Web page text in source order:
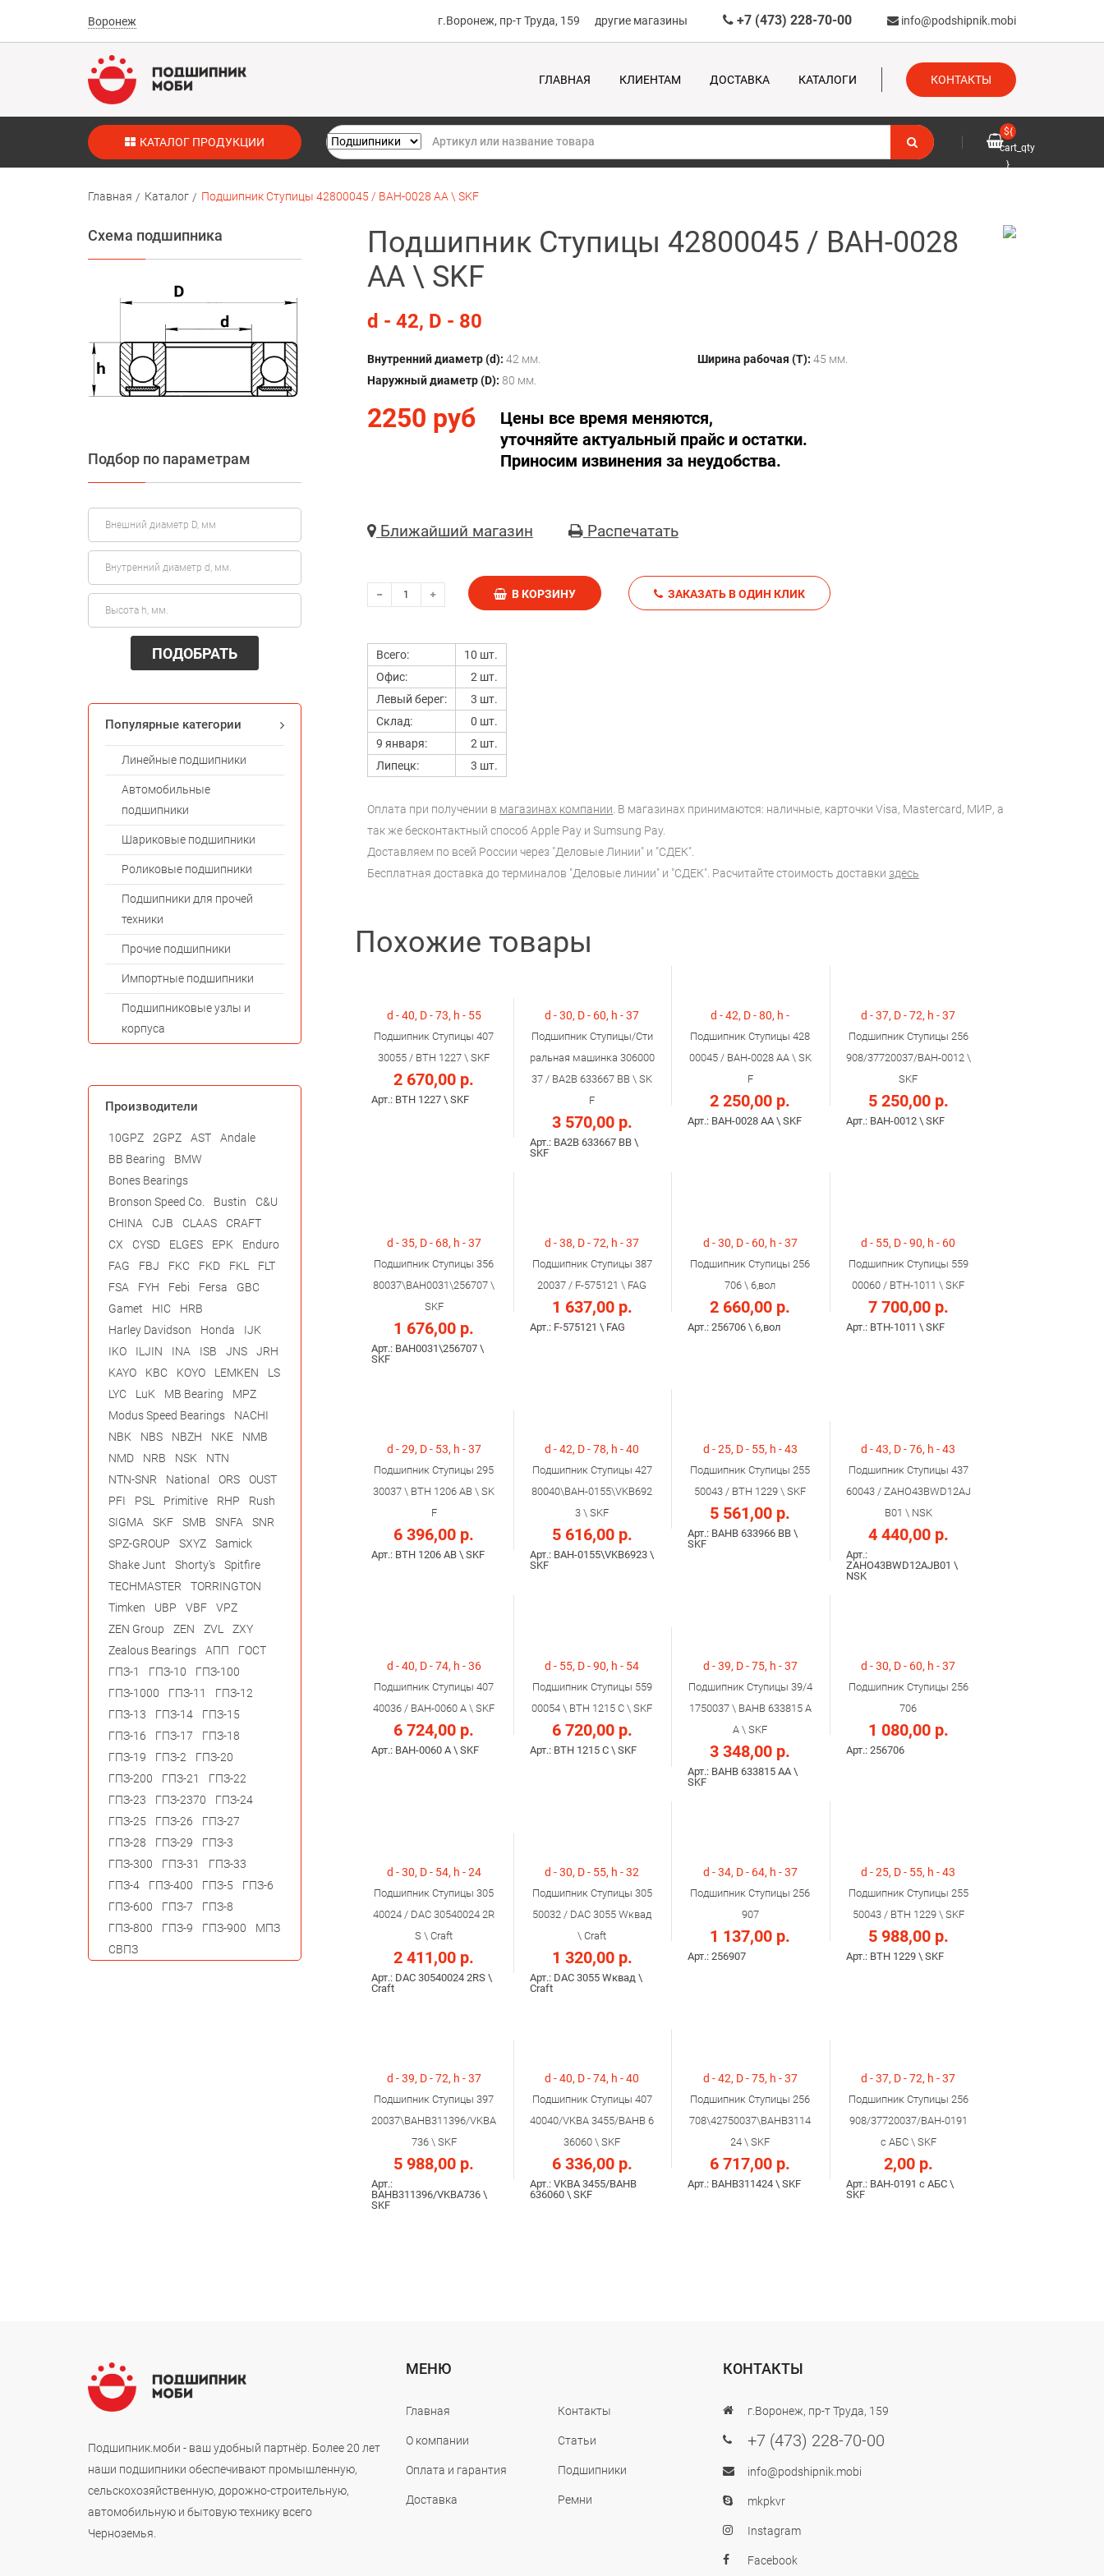
Воронеж г.Воронеж, пр-т Труда, 159 другие магазины +7 (473) 228-70-00 info@podshipnik.mobi
ГЛАВНАЯ КЛИЕНТАМ ДОСТАВКА КАТАЛОГИ КОНТАКТЫ
КАТАЛОГ ПРОДУКЦИИ
${
cart_qty
}
Главная Каталог Подшипник Ступицы 42800045 / BAH-0028 AA \ SKF
Подшипник Ступицы 42800045 / BAH-0028
AA \ SKF
d - 42, D - 80
Внутренний диаметр (d): 42 мм.
Наружный диаметр (D): 80 мм.
Ширина рабочая (T): 45 мм.
2250 руб
Цены все время меняются,
уточняйте актуальный прайс и остатки.
Приносим извинения за неудобства.
Ближайший магазин Распечатать
В КОРЗИНУ ЗАКАЗАТЬ В ОДИН КЛИК
Всего:
10 шт.
Офис:
2 шт.
Левый берег:
3 шт.
Склад:
0 шт.
9 января:
2 шт.
Липецк:
3 шт.
Оплата при получении в магазинах компании. В магазинах принимаются: наличные, карточки Visa, Mastercard, МИР, а
так же бесконтактный способ Apple Pay и Sumsung Pay.
Доставляем по всей России через "Деловые Линии" и "СДЕК".
Бесплатная доставка до терминалов "Деловые линии" и "СДЕК". Расчитайте стоимость доставки здесь
Похожие товары
d - 40, D - 73, h - 55
Подшипник Ступицы 407
30055 / BTH 1227 \ SKF
2 670,00 р.
Арт.: BTH 1227 \ SKF
d - 30, D - 60, h - 37
Подшипник Ступицы/Сти
ральная машинка 306000
37 / BA2B 633667 BB \ SK
F
3 570,00 р.
Арт.: BA2B 633667 BB \
SKF
d - 42, D - 80, h -
Подшипник Ступицы 428
00045 / BAH-0028 AA \ SK
F
2 250,00 р.
Арт.: BAH-0028 AA \ SKF
d - 37, D - 72, h - 37
Подшипник Ступицы 256
908/37720037/BAH-0012 \
SKF
5 250,00 р.
Арт.: BAH-0012 \ SKF
d - 35, D - 68, h - 37
Подшипник Ступицы 356
80037\BAH0031\256707 \
SKF
1 676,00 р.
Арт.: BAH0031\256707 \
SKF
d - 38, D - 72, h - 37
Подшипник Ступицы 387
20037 / F-575121 \ FAG
1 637,00 р.
Арт.: F-575121 \ FAG
d - 30, D - 60, h - 37
Подшипник Ступицы 256
706 \ 6,вол
2 660,00 р.
Арт.: 256706 \ 6,вол
d - 55, D - 90, h - 60
Подшипник Ступицы 559
00060 / BTH-1011 \ SKF
7 700,00 р.
Арт.: ВTH-1011 \ SKF
d - 29, D - 53, h - 37
Подшипник Ступицы 295
30037 \ BTH 1206 AB \ SK
F
6 396,00 р.
Арт.: BTH 1206 AB \ SKF
d - 42, D - 78, h - 40
Подшипник Ступицы 427
80040\BAH-0155\VKB692
3 \ SKF
5 616,00 р.
Арт.: BAH-0155\VKB6923 \
SKF
d - 25, D - 55, h - 43
Подшипник Ступицы 255
50043 / BTH 1229 \ SKF
5 561,00 р.
Арт.: BAHB 633966 BB \
SKF
d - 43, D - 76, h - 43
Подшипник Ступицы 437
60043 / ZAHO43BWD12AJ
B01 \ NSK
4 440,00 р.
Арт.:
ZAHO43BWD12AJB01 \
NSK
d - 40, D - 74, h - 36
Подшипник Ступицы 407
40036 / BAH-0060 A \ SKF
6 724,00 р.
Арт.: BAH-0060 A \ SKF
d - 55, D - 90, h - 54
Подшипник Ступицы 559
00054 \ BTH 1215 C \ SKF
6 720,00 р.
Арт.: BTH 1215 C \ SKF
d - 39, D - 75, h - 37
Подшипник Ступицы 39/4
1750037 \ BAHB 633815 A
A \ SKF
3 348,00 р.
Арт.: BAHB 633815 AA \
SKF
d - 30, D - 60, h - 37
Подшипник Ступицы 256
706
1 080,00 р.
Арт.: 256706
d - 30, D - 54, h - 24
Подшипник Ступицы 305
40024 / DAC 30540024 2R
S \ Craft
2 411,00 р.
Арт.: DAC 30540024 2RS \
Craft
d - 30, D - 55, h - 32
Подшипник Ступицы 305
50032 / DAC 3055 Wквад
\ Craft
1 320,00 р.
Арт.: DAC 3055 Wквад \
Craft
d - 34, D - 64, h - 37
Подшипник Ступицы 256
907
1 137,00 р.
Арт.: 256907
d - 25, D - 55, h - 43
Подшипник Ступицы 255
50043 / BTH 1229 \ SKF
5 988,00 р.
Арт.: BTH 1229 \ SKF
d - 39, D - 72, h - 37
Подшипник Ступицы 397
20037\BAHB311396/VKBA
736 \ SKF
5 988,00 р.
Арт.:
BAHB311396/VKBA736 \
SKF
d - 40, D - 74, h - 40
Подшипник Ступицы 407
40040/VKBА 3455/BAHB 6
36060 \ SKF
6 336,00 р.
Арт.: VKBА 3455/BAHB
636060 \ SKF
d - 42, D - 75, h - 37
Подшипник Ступицы 256
708\42750037\BAHB3114
24 \ SKF
6 717,00 р.
Арт.: BAHB311424 \ SKF
d - 37, D - 72, h - 37
Подшипник Ступицы 256
908/37720037/BAH-0191
c АБС \ SKF
2,00 р.
Арт.: BAH-0191 c АБС \
SKF
Схема подшипника
Подбор по параметрам
ПОДОБРАТЬ
Популярные категории
Линейные подшипники
Автомобильные
подшипники
Шариковые подшипники
Роликовые подшипники
Подшипники для прочей
техники
Прочие подшипники
Импортные подшипники
Подшипниковые узлы и
корпуса
Производители
10GPZ 2GPZ AST
Andale
BB Bearing
BMW
Bones Bearings
Bronson Speed Co.
Bustin
C&U
CHINA
CJB CLAAS
CRAFT
CX
CYSD ELGES EPK
Enduro
FAG
FBJ FKC FKD FKL
FLT
FSA
FYH Febi Fersa
GBC
Gamet
HIC
HRB
Harley Davidson
Honda
IJK
IKO
ILJIN INA ISB JNS
JRH
KAYO
KBC KOYO LEMKEN
LS
LYC
LuK MB Bearing
MPZ
Modus Speed Bearings
NACHI
NBK
NBS NBZH NKE
NMB
NMD
NRB NSK
NTN
NTN-SNR
National ORS
OUST
PFI
PSL Primitive RHP
Rush
SIGMA
SKF SMB SNFA
SNR
SPZ-GROUP
SXYZ
Samick
Shake Junt
Shorty's
Spitfire
TECHMASTER
TORRINGTON
Timken
UBP VBF
VPZ
ZEN Group
ZEN ZVL
ZXY
Zealous Bearings
АПП
ГОСТ
ГПЗ-1
ГПЗ-10
ГПЗ-100
ГПЗ-1000
ГПЗ-11
ГПЗ-12
ГПЗ-13
ГПЗ-14
ГПЗ-15
ГПЗ-16
ГПЗ-17
ГПЗ-18
ГПЗ-19
ГПЗ-2
ГПЗ-20
ГПЗ-200
ГПЗ-21
ГПЗ-22
ГПЗ-23
ГПЗ-2370
ГПЗ-24
ГПЗ-25
ГПЗ-26
ГПЗ-27
ГПЗ-28
ГПЗ-29
ГПЗ-3
ГПЗ-300
ГПЗ-31
ГПЗ-33
ГПЗ-4
ГПЗ-400 ГПЗ-5
ГПЗ-6
ГПЗ-600
ГПЗ-7
ГПЗ-8
ГПЗ-800
ГПЗ-9 ГПЗ-900
МПЗ
СВПЗ
Подшипник.моби - ваш удобный партнёр. Более 20 лет
наши подшипники обеспечивают промышленную,
сельскохозяйственную, дорожно-строительную,
автомобильную и бытовую технику всего
Черноземья.
МЕНЮ
Главная
О компании
Оплата и гарантия
Доставка
Контакты
Статьи
Подшипники
Ремни
КОНТАКТЫ
г.Воронеж, пр-т Труда, 159
+7 (473) 228-70-00
info@podshipnik.mobi
mkpkvr
Instagram
Facebook